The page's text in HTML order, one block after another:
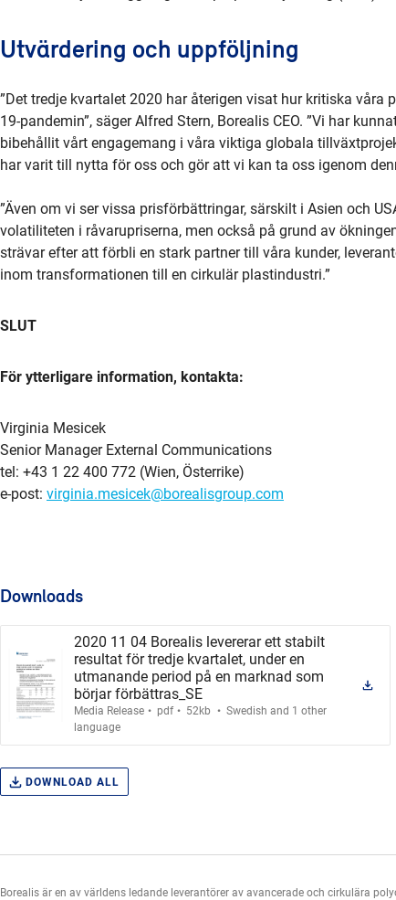
Utvärdering och uppföljning
”Det tredje kvartalet 2020 har återigen visat hur kritiska
19-pandemin”, säger Alfred Stern, Borealis CEO. ”Vi har
bibehållit vårt engagemang i våra viktiga globala
har varit till nytta för oss och gör att vi kan ta oss igenom
”Även om vi ser vissa prisförbättringar, särskilt i Asien och
volatiliteten i råvarupriserna, men också på grund av
strävar efter att förbli en stark partner till våra kunder,
inom transformationen till en cirkulär plastindustri.”
SLUT
För ytterligare information, kontakta:
Virginia Mesicek
Senior Manager External Communications
tel: +43 1 22 400 772 (Wien, Österrike)
e-post: virginia.mesicek@borealisgroup.com
Downloads
2020 11 04 Borealis levererar ett stabilt
resultat för tredje kvartalet, under en
utmanande period på en marknad som
börjar förbättras_SE
Media Release. pdf. 52kb . Swedish and 1 other
language
DOWNLOAD ALL
Borealis är en av världens ledande leverantörer av avancerade och cirkulära